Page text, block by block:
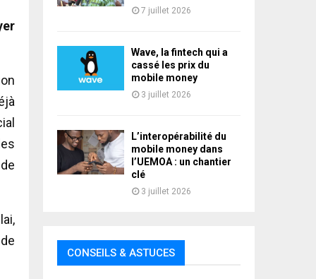
7 juillet 2026
Wave, la fintech qui a
cassé les prix du
mobile money
3 juillet 2026
L’interopérabilité du
mobile money dans
l’UEMOA : un chantier
clé
3 juillet 2026
CONSEILS & ASTUCES